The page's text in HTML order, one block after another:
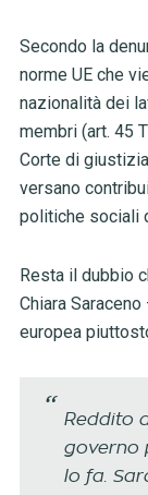
Secondo la
norme UE che
nazionalità dei
membri (art. 45
Corte di
versano
politiche sociali
Resta il dubbio
Chiara
europea
Reddito
governo
lo fa.